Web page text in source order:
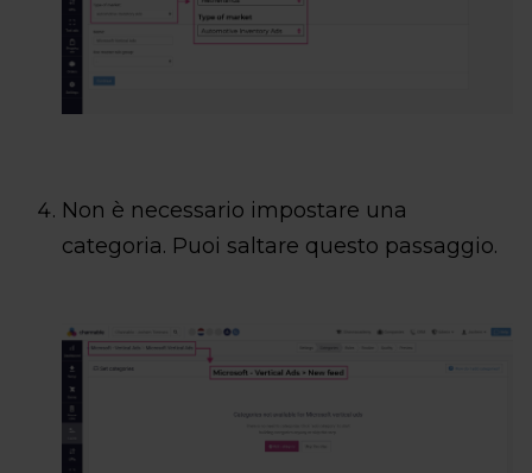
Non è necessario impostare una
categoria. Puoi saltare questo passaggio.